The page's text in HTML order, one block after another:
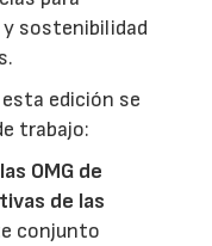
sostenibilidad
edición se
trabajo:
OMG de
de las
conjunto